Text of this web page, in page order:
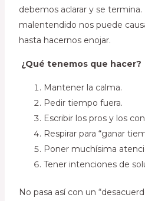
debemos aclarar y se termina.
malentendido nos puede
hasta hacernos enojar.
¿Qué tenemos que hacer?
Mantener la calma.
Pedir tiempo fuera.
Escribir los pros y los
Respirar para “ganar
Poner muchísima
Tener intenciones de
No pasa así con un